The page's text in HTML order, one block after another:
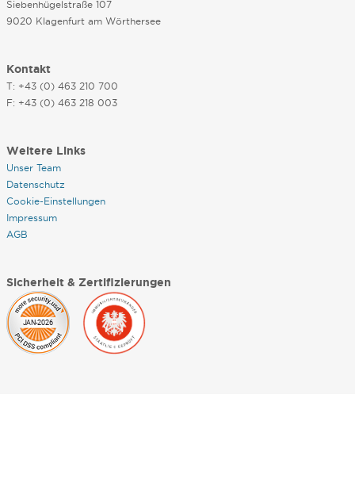
Siebenhügelstraße 107
9020 Klagenfurt am Wörthersee
Kontakt
T: +43 (0) 463 210 700
F: +43 (0) 463 218 003
Weitere Links
Unser Team
Datenschutz
Cookie-Einstellungen
Impressum
AGB
Sicherheit & Zertifizierungen